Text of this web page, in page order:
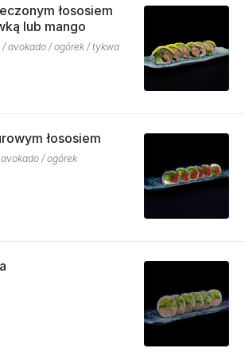
łososiem
lub mango
/ avokado / ogórek / tykwa
łososiem
avokado / ogórek